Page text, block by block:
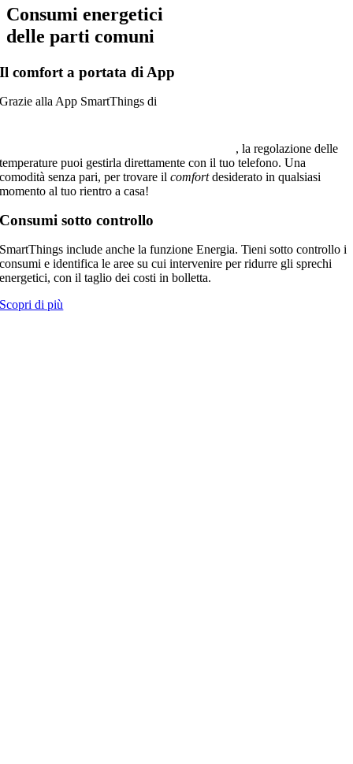
Consumi energetici
delle parti comuni
Ilcomfort a portata di App
Grazie alla App SmartThings di
, la regolazione delle
temperature puoi gestirla direttamente con il tuo telefono. Una
comodità senza pari, per trovare ilcomfortdesiderato in qualsiasi
momento al tuo rientro a casa!
Consumi sotto controllo
SmartThings include anche la funzione Energia. Tieni sotto controllo i
consumi e identifica le aree su cui intervenire per ridurre gli sprechi
energetici, con il taglio dei costi in bolletta.
Scopri di più